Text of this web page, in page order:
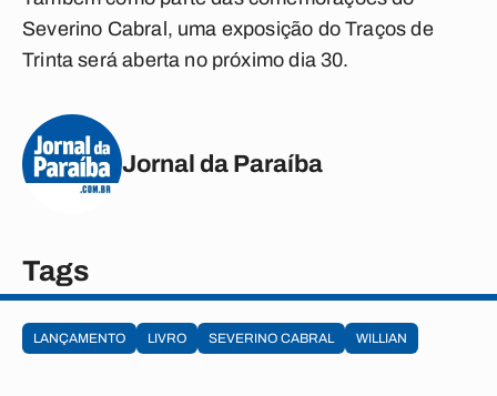
Severino Cabral, uma exposição do Traços de
Trinta será aberta no próximo dia 30.
Jornal da Paraíba
Tags
LANÇAMENTO LIVRO SEVERINO CABRAL WILLIAN